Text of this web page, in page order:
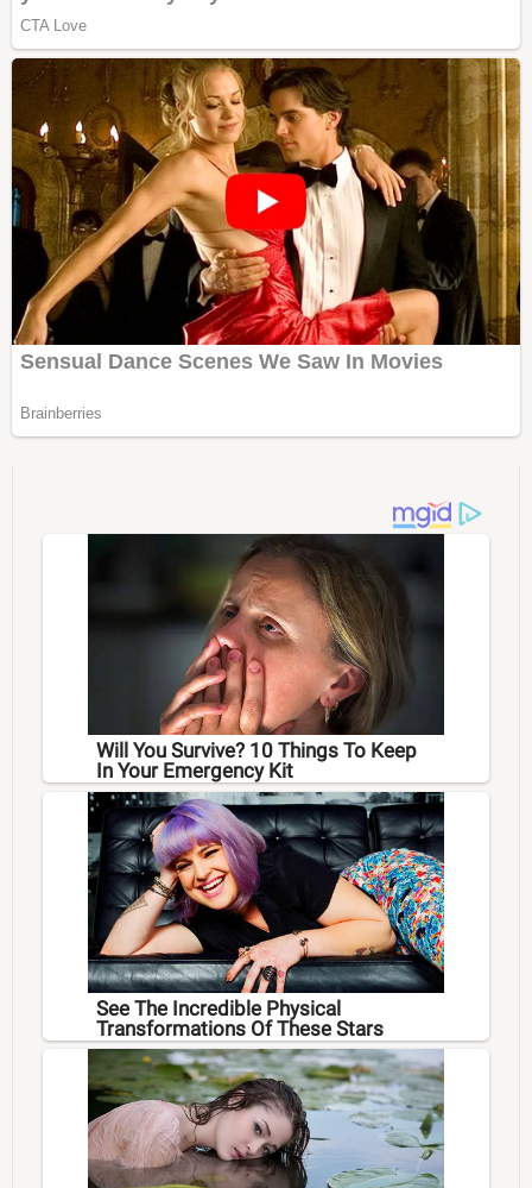
Will You Survive? 10 Things To Keep
In Your Emergency Kit
See The Incredible Physical
Transformations Of These Stars